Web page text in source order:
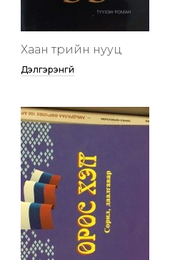
Хаан төрийн нууц
Дэлгэрэнгүй